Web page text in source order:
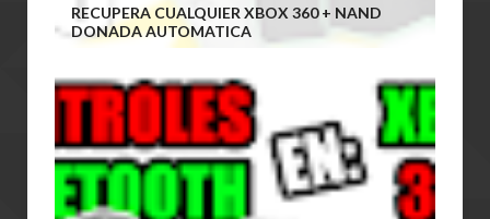
RECUPERA CUALQUIER XBOX 360 + NAND
DONADA AUTOMATICA